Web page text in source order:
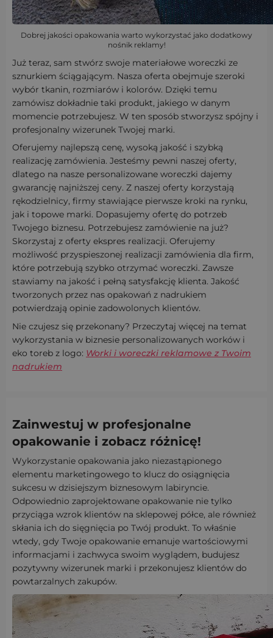
Dobrej jakości opakowania warto wykorzystać jako dodatkowy
nośnik reklamy!
Już teraz, sam stwórz swoje materiałowe woreczki ze
sznurkiem ściągającym. Nasza oferta obejmuje szeroki
wybór tkanin, rozmiarów i kolorów. Dzięki temu
zamówisz dokładnie taki produkt, jakiego w danym
momencie potrzebujesz. W ten sposób stworzysz spójny i
profesjonalny wizerunek Twojej marki.
Oferujemy najlepszą cenę, wysoką jakość i szybką
realizację zamówienia. Jesteśmy pewni naszej oferty,
dlatego na nasze personalizowane woreczki dajemy
gwarancję najniższej ceny. Z naszej oferty korzystają
rękodzielnicy, firmy stawiające pierwsze kroki na rynku,
jak i topowe marki. Dopasujemy ofertę do potrzeb
Twojego biznesu. Potrzebujesz zamówienie na już?
Skorzystaj z oferty ekspres realizacji. Oferujemy
możliwość przyspieszonej realizacji zamówienia dla firm,
które potrzebują szybko otrzymać woreczki. Zawsze
stawiamy na jakość i pełną satysfakcję klienta. Jakość
tworzonych przez nas opakowań z nadrukiem
potwierdzają opinie zadowolonych klientów.
Nie czujesz się przekonany? Przeczytaj więcej na temat
wykorzystania w biznesie personalizowanych worków i
eko toreb z logo: Worki i woreczki reklamowe z Twoim
nadrukiem
Zainwestuj w profesjonalne
opakowanie i zobacz różnicę!
Wykorzystanie opakowania jako niezastąpionego
elementu marketingowego to klucz do osiągnięcia
sukcesu w dzisiejszym biznesowym labiryncie.
Odpowiednio zaprojektowane opakowanie nie tylko
przyciąga wzrok klientów na sklepowej półce, ale również
skłania ich do sięgnięcia po Twój produkt. To właśnie
wtedy, gdy Twoje opakowanie emanuje wartościowymi
informacjami i zachwyca swoim wyglądem, budujesz
pozytywny wizerunek marki i przekonujesz klientów do
powtarzalnych zakupów.